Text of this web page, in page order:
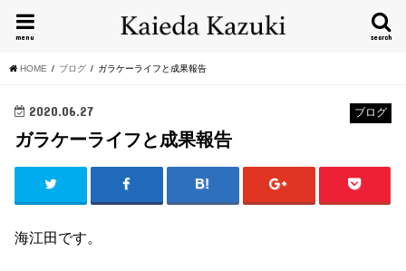
search
menu
HOME ブログ ガラケーライフと成果報告
ブログ
2020.06.27
ガラケーライフと成果報告
海江田です。